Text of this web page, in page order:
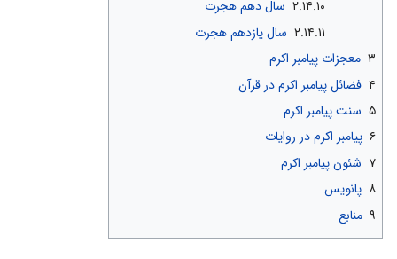
۲.۱۴.۱۰ سال دهم هجرت
۲.۱۴.۱۱ سال یازدهم هجرت
۳ معجزات پیامبر اکرم
۴ فضائل پیامبر اکرم در قرآن
۵ سنت پیامبر اکرم
۶ پیامبر اکرم در روایات
۷ شئون پیامبر اکرم
۸ پانویس
۹ منابع